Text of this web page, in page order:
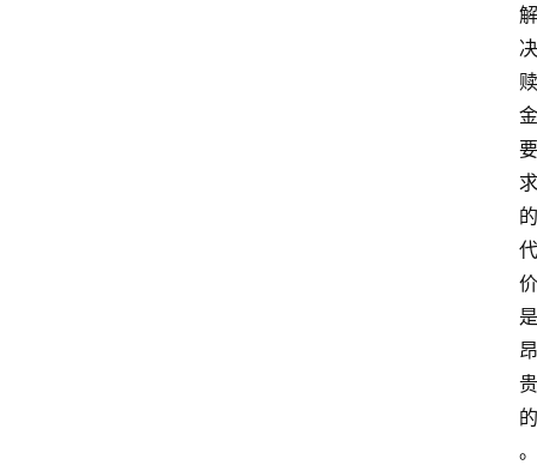
解
决
赎
金
要
求
的
代
价
是
昂
贵
的
。